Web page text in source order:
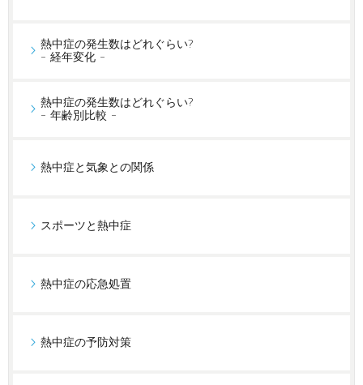
熱中症の発生数はどれぐらい?
- 経年変化 -
熱中症の発生数はどれぐらい?
- 年齢別比較 -
熱中症と気象との関係
スポーツと熱中症
熱中症の応急処置
熱中症の予防対策